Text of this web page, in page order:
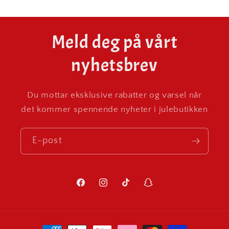
Meld deg på vårt
nyhetsbrev
Du mottar eksklusive rabatter og varsel når
det kommer spennende nyheter i julebutikken
E-post
FacebookInstagramTikTok Snapchat
Betalingsmåter